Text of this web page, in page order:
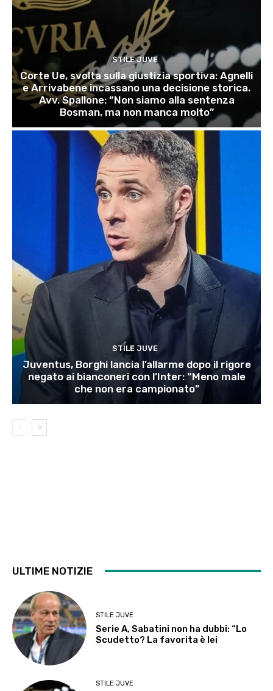
STILE JUVE
Corte Ue, svolta sulla giustizia sportiva: Agnelli
e Arrivabene incassano una decisione storica.
Avv. Spallone: “Non siamo alla sentenza
Bosman, ma non manca molto”
STILE JUVE
Juventus, Borghi lancia l’allarme dopo il rigore
negato ai bianconeri con l’Inter: “Meno male
che non era campionato”
ULTIME NOTIZIE
STILE JUVE
Serie A, Sabatini non ha dubbi: “Lo
Scudetto? La favorita è lei
STILE JUVE